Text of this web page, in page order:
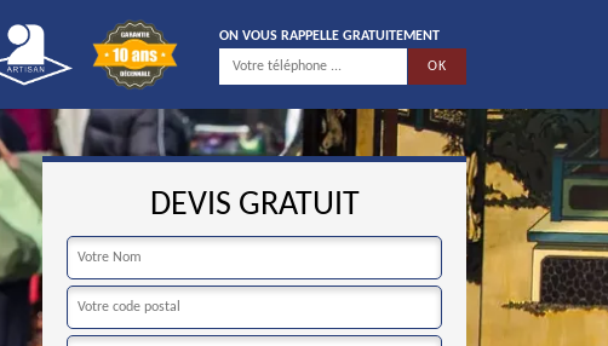
ON VOUS RAPPELLE GRATUITEMENT
DEVIS GRATUIT